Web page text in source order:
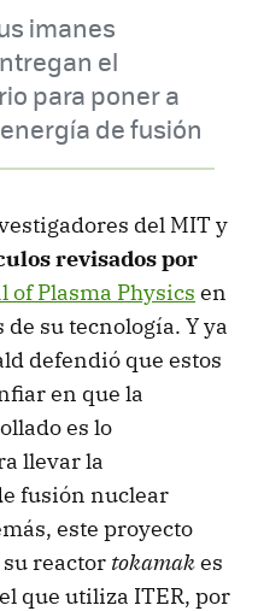
imanes
el
para poner a
de fusión
del MIT y
revisados por
of Plasma Physics en
su tecnología. Y ya
defendió que estos
en que la
es lo
llevar la
fusión nuclear
este proyecto
reactor tokamakes
que utiliza ITER, por